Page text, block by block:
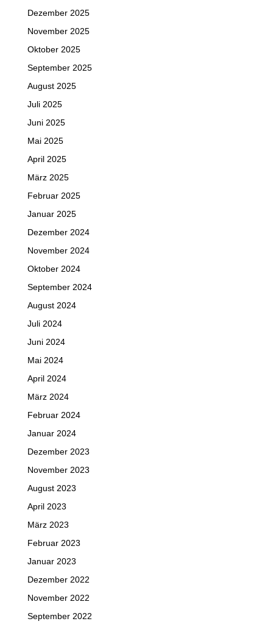
Dezember 2025
November 2025
Oktober 2025
September 2025
August 2025
Juli 2025
Juni 2025
Mai 2025
April 2025
März 2025
Februar 2025
Januar 2025
Dezember 2024
November 2024
Oktober 2024
September 2024
August 2024
Juli 2024
Juni 2024
Mai 2024
April 2024
März 2024
Februar 2024
Januar 2024
Dezember 2023
November 2023
August 2023
April 2023
März 2023
Februar 2023
Januar 2023
Dezember 2022
November 2022
September 2022